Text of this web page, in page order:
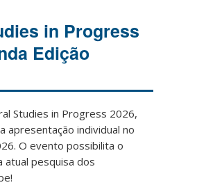
in Progress
Edição
Studies in Progress 2026,
apresentação individual no
O evento possibilita o
atual pesquisa dos